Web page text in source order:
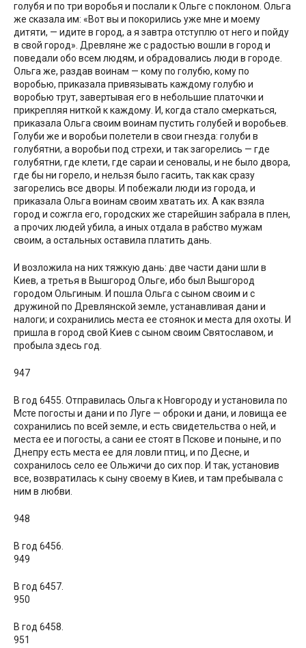
голубя и по три воробья и послали к Ольге с поклоном. Ольга
же сказала им: «Вот вы и покорились уже мне и моему
дитяти, — идите в город, а я завтра отступлю от него и пойду
в свой город». Древляне же с радостью вошли в город и
поведали обо всем людям, и обрадовались люди в городе.
Ольга же, раздав воинам — кому по голубю, кому по
воробью, приказала привязывать каждому голубю и
воробью трут, завертывая его в небольшие платочки и
прикрепляя ниткой к каждому. И, когда стало смеркаться,
приказала Ольга своим воинам пустить голубей и воробьев.
Голуби же и воробьи полетели в свои гнезда: голуби в
голубятни, а воробьи под стрехи, и так загорелись — где
голубятни, где клети, где сараи и сеновалы, и не было двора,
где бы ни горело, и нельзя было гасить, так как сразу
загорелись все дворы. И побежали люди из города, и
приказала Ольга воинам своим хватать их. А как взяла
город и сожгла его, городских же старейшин забрала в плен,
а прочих людей убила, а иных отдала в рабство мужам
своим, а остальных оставила платить дань.
И возложила на них тяжкую дань: две части дани шли в
Киев, а третья в Вышгород Ольге, ибо был Вышгород
городом Ольгиным. И пошла Ольга с сыном своим и с
дружиной по Древлянской земле, устанавливая дани и
налоги; и сохранились места ее стоянок и места для охоты. И
пришла в город свой Киев с сыном своим Святославом, и
пробыла здесь год.
947
В год 6455. Отправилась Ольга к Новгороду и установила по
Мсте погосты и дани и по Луге — оброки и дани, и ловища ее
сохранились по всей земле, и есть свидетельства о ней, и
места ее и погосты, а сани ее стоят в Пскове и поныне, и по
Днепру есть места ее для ловли птиц, и по Десне, и
сохранилось село ее Ольжичи до сих пор. И так, установив
все, возвратилась к сыну своему в Киев, и там пребывала с
ним в любви.
948
В год 6456.
949
В год 6457.
950
В год 6458.
951